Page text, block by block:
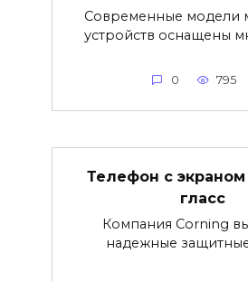
Современные модели
устройств оснащены
0 795
Телефон с
гласс
Компания Corning
надежные